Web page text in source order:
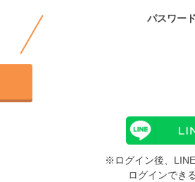
パスワード
※ログイン後、
ログインでき